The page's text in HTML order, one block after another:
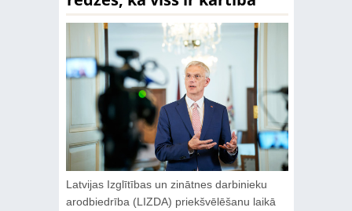
Latvijas Izglītības un zinātnes darbinieku
arodbiedrība (LIZDA) priekšvēlēšanu laikā